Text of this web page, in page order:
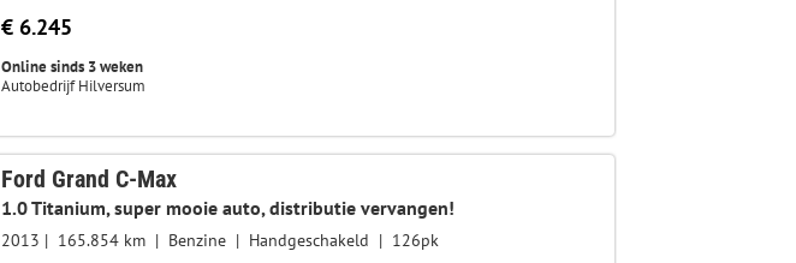
€ 6.245
Online sinds 3 weken
Autobedrijf Hilversum
Ford Grand C-Max
1.0 Titanium, super mooie auto, distributie vervangen!
2013 165.854 km Benzine Handgeschakeld 126pk